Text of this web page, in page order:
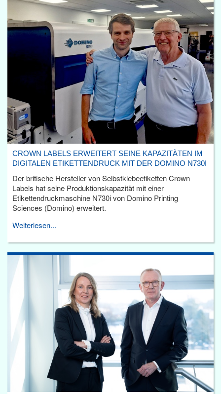
CROWN LABELS ERWEITERT SEINE KAPAZITÄTEN IM
DIGITALEN ETIKETTENDRUCK MIT DER DOMINO N730I
Der britische Hersteller von Selbstklebeetiketten Crown
Labels hat seine Produktionskapazität mit einer
Etikettendruckmaschine N730i von Domino Printing
Sciences (Domino) erweitert.
Weiterlesen...